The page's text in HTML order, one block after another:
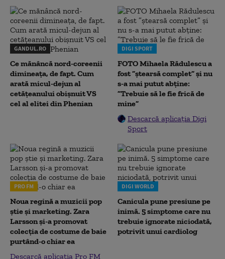
GANDUL.RO
Ce mănâncă nord-coreenii
dimineața, de fapt. Cum
arată micul-dejun al
cetățeanului obișnuit VS
cel al elitei din Phenian
DIGI SPORT
FOTO Mihaela Rădulescu a
fost ”ștearsă complet” și nu
s-a mai putut abține:
”Trebuie să le fie frică de
mine”
Descarcă aplicația Digi
Sport
PRO FM
Noua regină a muzicii pop
știe și marketing. Zara
Larsson și-a promovat
colecția de costume de baie
purtând-o chiar ea
Descarcă aplicația Pro FM
DIGI WORLD
Canicula pune presiune pe
inimă. 5 simptome care nu
trebuie ignorate niciodată,
potrivit unui cardiolog